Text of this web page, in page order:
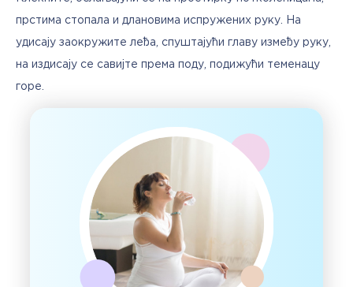
прстима стопала и длановима испружених руку. На
удисају заокружите леђа, спуштајући главу између руку,
на издисају се савијте према поду, подижући теменацу
горе.